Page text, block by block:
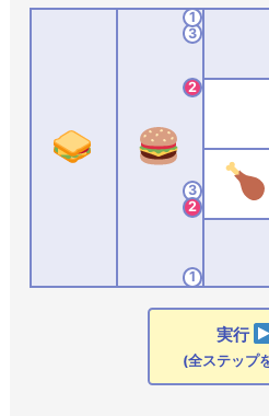
1
3
2
2
3
1
実行
(全ステップ